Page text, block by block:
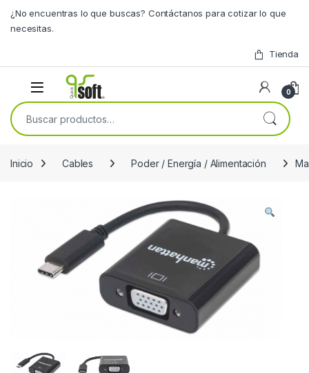
¿No encuentras lo que buscas? Contáctanos para cotizar lo que
necesitas.
Tienda
0
Buscar por:
Inicio Cables Poder / Energía / Alimentación